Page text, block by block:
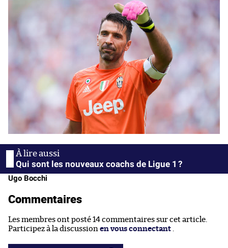
Qui sont les nouveaux coachs de Ligue 1 ?
Ugo Bocchi
Commentaires
Les membres ont posté 14 commentaires sur cet article.
Participez à la discussion en vous connectant .